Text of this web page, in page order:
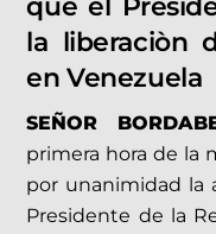
que el
la liberaciòn
en Venezuela
SEÑOR
primera hora de la
por unanimidad la
Presidente de la